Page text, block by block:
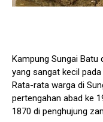
Kampung Sungai Batu
yang sangat kecil
Rata-rata warga di
pertengahan abad ke
1870 di penghujung